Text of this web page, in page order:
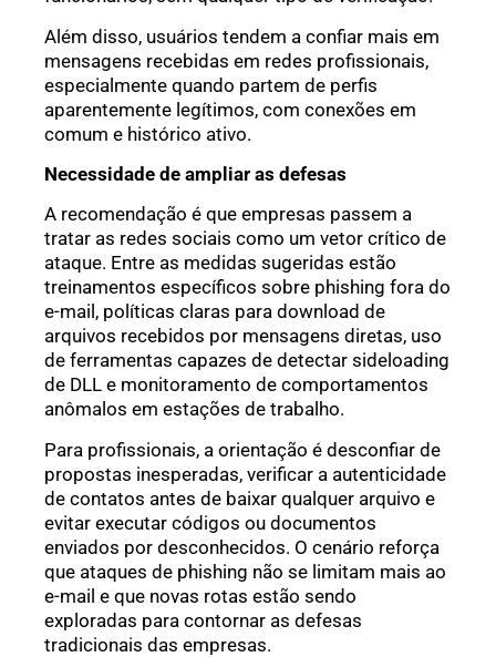
Além disso, usuários tendem a confiar mais em
mensagens recebidas em redes profissionais,
especialmente quando partem de perfis
aparentemente legítimos, com conexões em
comum e histórico ativo.
Necessidade de ampliar as defesas
A recomendação é que empresas passem a
tratar as redes sociais como um vetor crítico de
ataque. Entre as medidas sugeridas estão
treinamentos específicos sobre phishing fora do
e-mail, políticas claras para download de
arquivos recebidos por mensagens diretas, uso
de ferramentas capazes de detectar sideloading
de DLL e monitoramento de comportamentos
anômalos em estações de trabalho.
Para profissionais, a orientação é desconfiar de
propostas inesperadas, verificar a autenticidade
de contatos antes de baixar qualquer arquivo e
evitar executar códigos ou documentos
enviados por desconhecidos. O cenário reforça
que ataques de phishing não se limitam mais ao
e-mail e que novas rotas estão sendo
exploradas para contornar as defesas
tradicionais das empresas.